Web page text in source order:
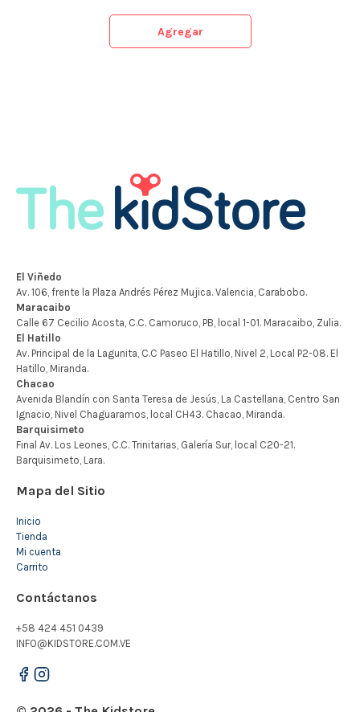
Agregar
Mapa del Sitio
Inicio
Tienda
Mi cuenta
Carrito
Contáctanos
+58 424 451 0439
INFO@KIDSTORE.COM.VE